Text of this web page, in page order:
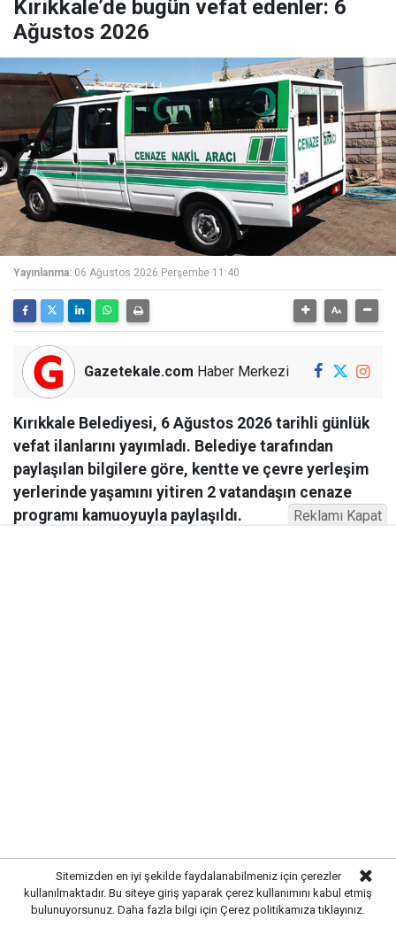
Kırıkkale’de bugün vefat edenler: 6
Ağustos 2026
Yayınlanma: 06 Ağustos 2026 Perşembe 11:40
Gazetekale.com Haber Merkezi
Kırıkkale Belediyesi, 6 Ağustos 2026 tarihli günlük
vefat ilanlarını yayımladı. Belediye tarafından
paylaşılan bilgilere göre, kentte ve çevre yerleşim
yerlerinde yaşamını yitiren 2 vatandaşın cenaze
programı kamuoyuyla paylaşıldı.
Sitemizden en iyi şekilde faydalanabilmeniz için çerezler
kullanılmaktadır. Bu siteye giriş yaparak çerez kullanımını kabul etmiş
bulunuyorsunuz. Daha fazla bilgi için Çerez politikamıza tıklayınız.
Reklamı Kapat